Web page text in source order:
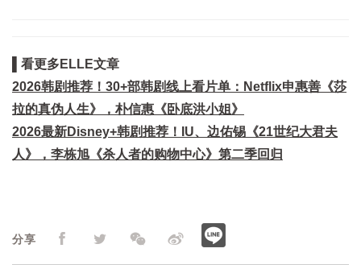
▌看更多ELLE文章
2026韩剧推荐！30+部韩剧线上看片单：Netflix申惠善《莎
拉的真伪人生》，朴信惠《卧底洪小姐》
2026最新Disney+韩剧推荐！IU、边佑锡《21世纪大君夫
人》，李栋旭《杀人者的购物中心》第二季回归
分享